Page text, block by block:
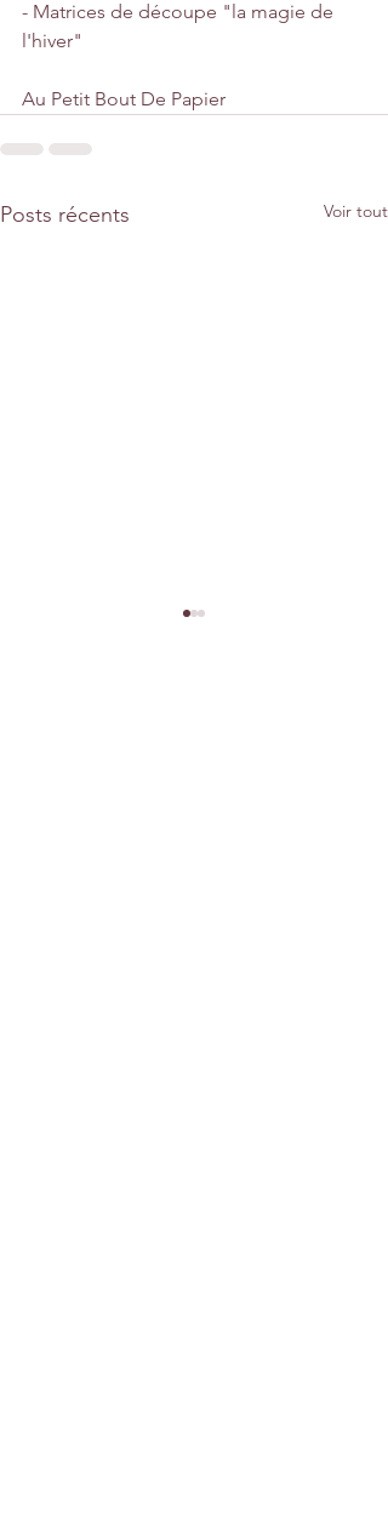
- Matrices de découpe "la magie de
l'hiver"
Au Petit Bout De Papier
Posts récents Voir tout